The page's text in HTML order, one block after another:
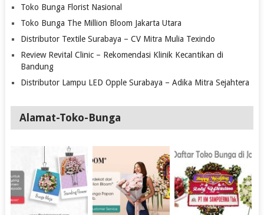
Toko Bunga Florist Nasional
Toko Bunga The Million Bloom Jakarta Utara
Distributor Textile Surabaya – CV Mitra Mulia Texindo
Review Revital Clinic – Rekomendasi Klinik Kecantikan di
Bandung
Distributor Lampu LED Opple Surabaya – Adika Mitra Sejahtera
Alamat-Toko-Bunga